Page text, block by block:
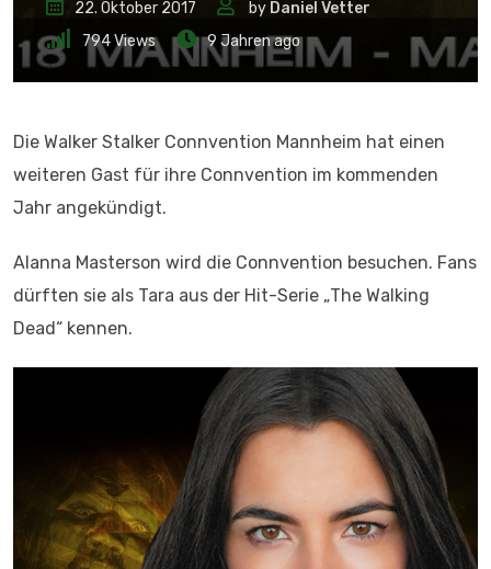
22. Oktober 2017 by Daniel Vetter
794Views 9 Jahren ago
Die Walker Stalker Connvention Mannheim hat einen
weiteren Gast für ihre Connvention im kommenden
Jahr angekündigt.
Alanna Masterson wird die Connvention besuchen. Fans
dürften sie als Tara aus der Hit-Serie „The Walking
Dead“ kennen.